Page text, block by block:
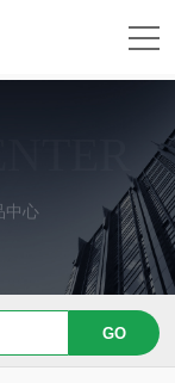
中心